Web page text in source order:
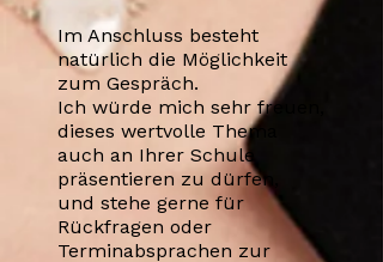
Im Anschluss besteht
natürlich die Möglichkeit
zum Gespräch.
Ich würde mich sehr freuen,
dieses wertvolle Thema
auch an Ihrer Schule
präsentieren zu dürfen,
und stehe gerne für
Rückfragen oder
Terminabsprachen zur